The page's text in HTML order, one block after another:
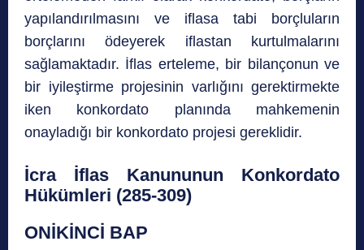
yapılandırılmasını ve iflasa tabi borçluların
borçlarını ödeyerek iflastan kurtulmalarını
sağlamaktadır. İflas erteleme, bir bilançonun ve
bir iyileştirme projesinin varlığını gerektirmekte
iken konkordato planında mahkemenin
onayladığı bir konkordato projesi gereklidir.
İcra İflas Kanununun Konkordato
Hükümleri (285-309)
ONİKİNCİ BAP